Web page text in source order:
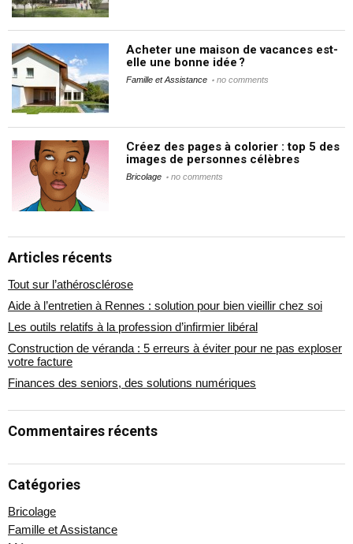
Acheter une maison de vacances est-
elle une bonne idée ?
Famille et Assistance no comments
Créez des pages à colorier : top 5 des
images de personnes célèbres
Bricolage no comments
Articles récents
Tout sur l’athérosclérose
Aide à l’entretien à Rennes : solution pour bien vieillir chez soi
Les outils relatifs à la profession d’infirmier libéral
Construction de véranda : 5 erreurs à éviter pour ne pas exploser
votre facture
Finances des seniors, des solutions numériques
Commentaires récents
Catégories
Bricolage
Famille et Assistance